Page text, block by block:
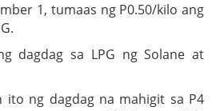
1, tumaas ng P0.50/kilo ang
dagdag sa LPG ng Solane at
ito ng dagdag na mahigit sa P4